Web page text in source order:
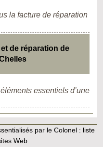
la facture de réparation
de réparation de
essentiels d’une
par le Colonel : liste
Web